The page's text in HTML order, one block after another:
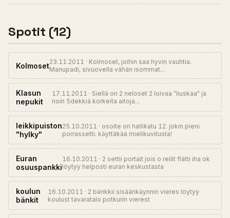
Spotit (12)
Kolmoset23.11.2011 · Kolmoset, joihin saa hyvin vauhtia.
Manupadi, sivuovella vähän isommat...
Klasun
nepukit
17.11.2011 · Siellä on 2 neloset 2 loivaa "liuskaa" ja
noin 5dekkiä korkeita aitoja...
leikkipuiston
"hylky"
25.10.2011 · osoite on hallikatu 12. jokin pieni
porrassetti. käyttäkää mielikuvitusta!
Euran
osuuspankki
16.10.2011 · 2 settii portait jois o reilit flätti iha ok
löytyy helposti euran keskustasta
koulun
bänkit
16.10.2011 · 2 bänkkii sisäänkäynnin vieres löytyy
koulust tavaratalo potkurin vierest